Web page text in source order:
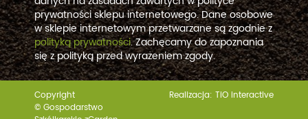
prywatności sklepu internetowego. Dane osobowe
w sklepie internetowym przetwarzane są zgodnie z
polityką prywatności. Zachęcamy do zapoznania
się z polityką przed wyrażeniem zgody.
Copyright
© Gospodarstwo
Realizacja: TiO interactive